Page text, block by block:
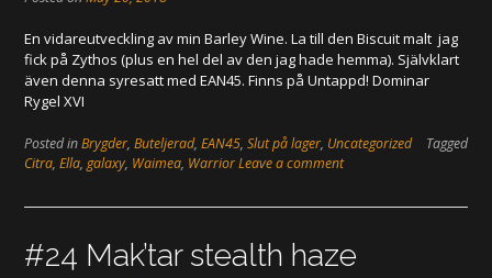
En vidareutveckling av min Barley Wine. La till den Biscuit malt jag
fick på Zythos (plus en hel del av den jag hade hemma). Självklart
även denna syresatt med EAN45. Finns på Untappd! Dominar
Rygel XVI
Posted inBrygder, Buteljerad, EAN45, Slut på lager, Uncategorized
Tagged
Citra, Ella, galaxy, Waimea, WarriorLeave a comment
#24 Mak’tar stealth haze